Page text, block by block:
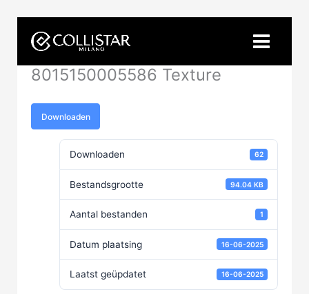
naar
inhoud
8015150005586 Texture
Downloaden
Downloaden 62
Bestandsgrootte 94.04 KB
Aantal bestanden 1
Datum plaatsing 16-06-2025
Laatst geüpdatet 16-06-2025